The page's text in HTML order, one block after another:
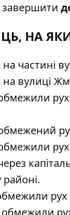
НА
на частині
на вулиці
рух
рух
рух